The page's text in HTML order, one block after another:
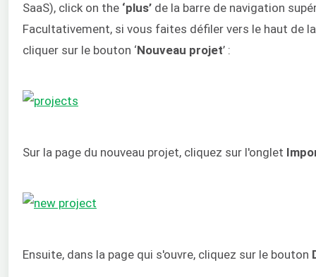
SaaS), click on the ‘plus’ de la barre de navigation
Facultativement, si vous faites défiler vers le haut de
cliquer sur le bouton ‘Nouveau projet’ :
Sur la page du nouveau projet, cliquez sur l'onglet
Ensuite, dans la page qui s'ouvre, cliquez sur le bouton